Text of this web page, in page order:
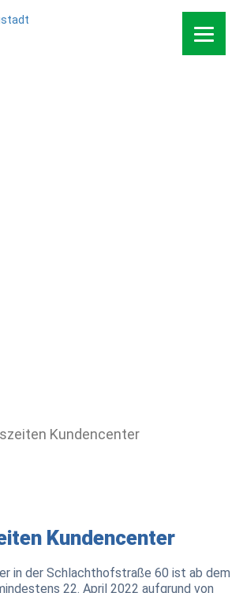
Kundencenter
Kundencenter
in der Schlachthofstraße 60 ist ab dem
22. April 2022 aufgrund von